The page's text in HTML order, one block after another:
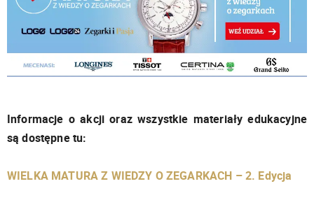
Informacje o akcji oraz wszystkie materiały edukacyjne
są dostępne tu:
WIELKA MATURA Z WIEDZY O ZEGARKACH – 2. Edycja